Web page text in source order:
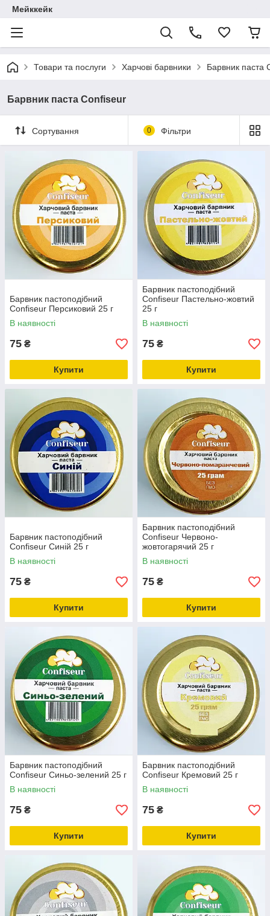
Мейккейк
Товари та послуги Харчові барвники Барвник паста
Барвник паста Confiseur
Сортування 0 Фільтри
Барвник пастоподібний
Confiseur Персиковий 25 г
В наявності
75 ₴
Купити
Барвник пастоподібний
Confiseur Пастельно-жовтий
25 г
В наявності
75 ₴
Купити
Барвник пастоподібний
Confiseur Синій 25 г
В наявності
75 ₴
Купити
Барвник пастоподібний
Confiseur Червоно-
жовтогарячий 25 г
В наявності
75 ₴
Купити
Барвник пастоподібний
Confiseur Синьо-зелений 25 г
В наявності
75 ₴
Купити
Барвник пастоподібний
Confiseur Кремовий 25 г
В наявності
75 ₴
Купити